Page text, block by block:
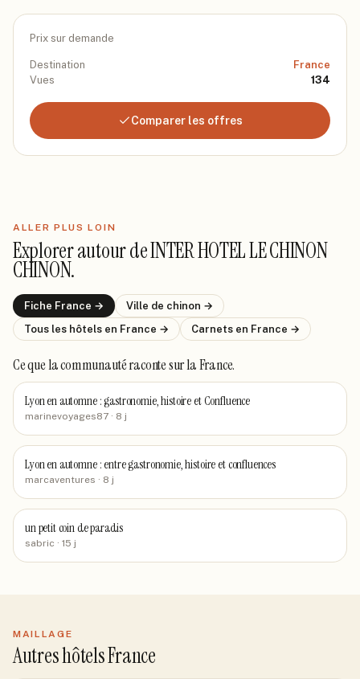
Prix sur demande
Destination
France
Vues
134
Comparer les offres
ALLER PLUS LOIN
Explorer autour deINTER HOTEL LE CHINON
CHINON.
Fiche France → Ville de chinon →
Tous les hôtels en France → Carnets en France →
Ce que la communauté racontesur la France.
Lyon en automne : gastronomie, histoire et Confluence
marinevoyages87 · 8 j
Lyon en automne : entre gastronomie, histoire et confluences
marcaventures · 8 j
un petit coin de paradis
sabric · 15 j
MAILLAGE
Autres hôtels France